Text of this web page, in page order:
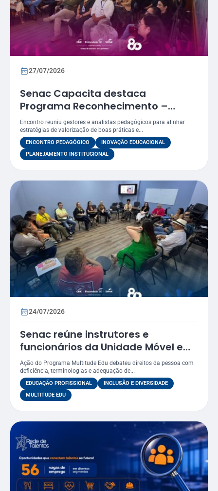
27/07/2026
Senac Capacita destaca
Programa Reconhecimento –
Prêmio Atena como estratégia
para valorizar práticas
educacionais
Encontro reuniu gestores e analistas pedagógicos para alinhar
estratégias de valorização de boas práticas e...
ENCONTRO PEDAGÓGICO
INOVAÇÃO EDUCACIONAL
PLANEJAMENTO INSTITUCIONAL
24/07/2026
Senac reúne instrutores e
funcionários da Unidade Móvel em
oficina sobre práticas inclusivas e
acessibilidade
Ação do Programa Multitude Edu debateu direitos da pessoa com
deficiência, terminologias e adequação de...
EDUCAÇÃO PROFISSIONAL
INCLUSÃO E DIVERSIDADE
MULTITUDE EDU